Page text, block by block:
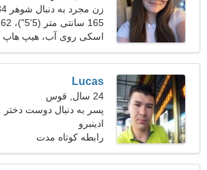
45
165 سانتی متر (5'5")، 62
کیلوگرم (136 پوند)
اسکی روی آب، هیپ هاپ
Lucas
24 سال, قوس
پسر به دنبال دوست دختر
است
ادینبرو
رابطه کوتاه مدت